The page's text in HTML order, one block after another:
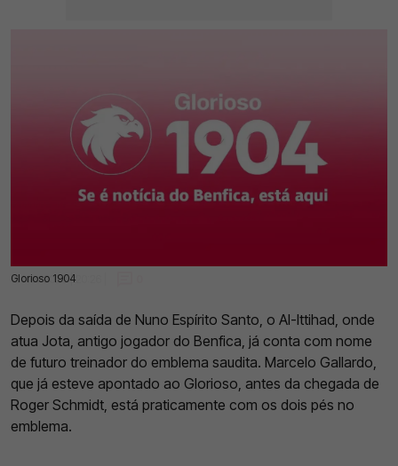
Glorioso 1904
18 Nov 2023 | 20:26 |
Depois da saída de Nuno Espírito Santo, o Al-Ittihad, onde
atua Jota, antigo jogador do Benfica, já conta com nome
de futuro treinador do emblema saudita. Marcelo Gallardo,
que já esteve apontado ao Glorioso, antes da chegada de
Roger Schmidt, está praticamente com os dois pés no
emblema.